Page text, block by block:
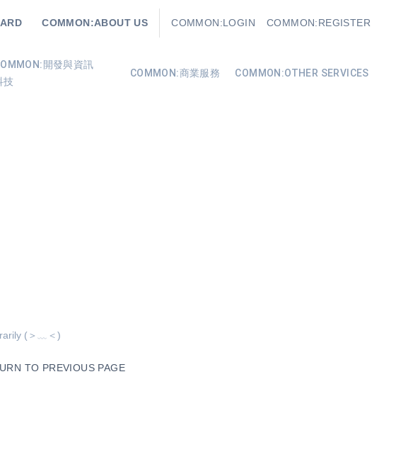
COMMON:ABOUT US COMMON:LOGIN COMMON:REGISTER
開發與資訊
技
COMMON:商業服務 COMMON:OTHER SERVICES
(＞﹏＜)
TO PREVIOUS PAGE